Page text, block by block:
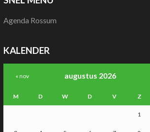
Agenda Rossum
KALENDER
augustus 2026
M D W D V Z
1
« nov